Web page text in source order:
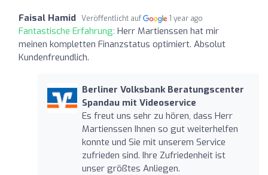
Faisal Hamid Veröffentlicht auf 1 year ago
Fantastische Erfahrung: Herr Martienssen hat mir
meinen kompletten Finanzstatus optimiert. Absolut
Kundenfreundlich.
Berliner Volksbank Beratungscenter
Spandau mit Videoservice
Es freut uns sehr zu hören, dass Herr
Martienssen Ihnen so gut weiterhelfen
konnte und Sie mit unserem Service
zufrieden sind. Ihre Zufriedenheit ist
unser größtes Anliegen.